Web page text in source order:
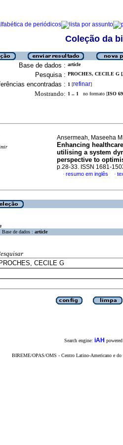
Coleção da
Base de dados : article
Pesquisa : PROCHES, CECILE G
encontradas : 1 [refinar]
Mostrando: 1 .. 1 no formato [ISO
Ansermeah, Maseeha
Enhancing
utilising a system
perspective to
p.28-33. ISSN 1681-
· resumo em inglês ·
Base de dados : article
Search engine: iAH
BIREME/OPAS/OMS - Centro Latino-Americano e do